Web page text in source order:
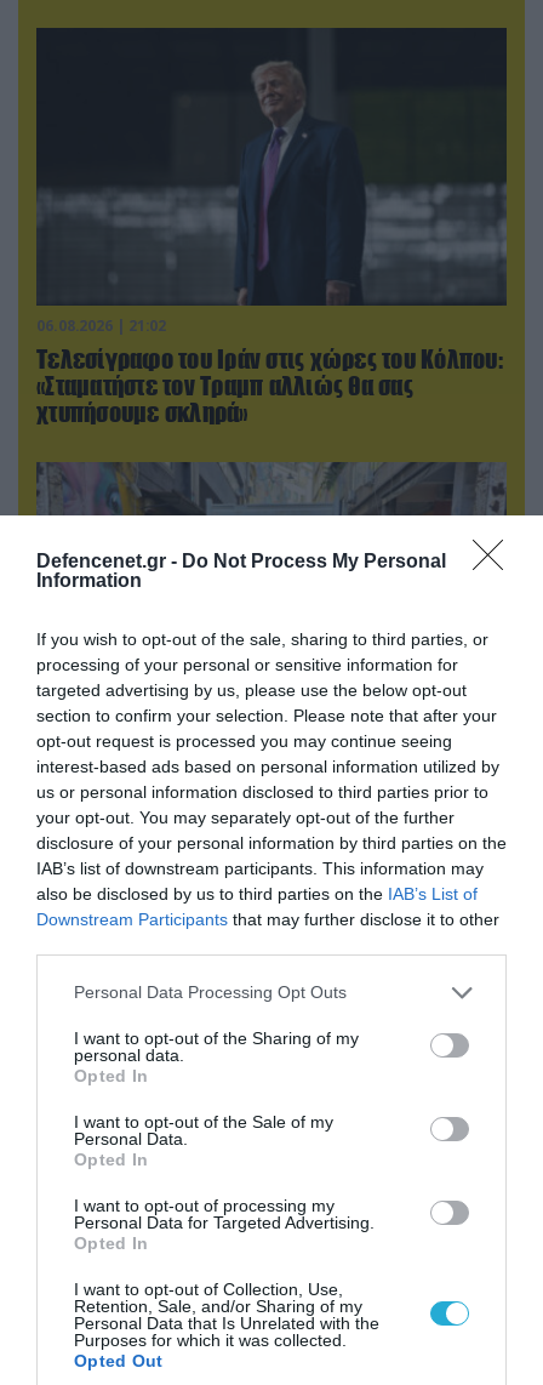
Defencenet.gr - Do Not Process My Personal
Information
If you wish to opt-out of the sale, sharing to third parties, or
processing of your personal or sensitive information for
targeted advertising by us, please use the below opt-out
section to confirm your selection. Please note that after your
opt-out request is processed you may continue seeing
interest-based ads based on personal information utilized by
us or personal information disclosed to third parties prior to
your opt-out. You may separately opt-out of the further
disclosure of your personal information by third parties on the
IAB’s list of downstream participants. This information may
also be disclosed by us to third parties on the IAB’s List of
Downstream Participants that may further disclose it to other
Please note that this website/app uses one or more Google
not limited to your visit or usage behaviour. You may click to
grant or deny consent to Google and its third-party tags to
use your data for below specified purposes in below Google
consent section.
Personal Data Processing Opt Outs
I want to opt-out of the Sharing of my
personal data.
Opted In
I want to opt-out of the Sale of my
Personal Data.
Opted In
I want to opt-out of processing my
Personal Data for Targeted Advertising.
Opted In
I want to opt-out of Collection, Use,
Retention, Sale, and/or Sharing of my
Personal Data that Is Unrelated with the
Purposes for which it was collected.
Opted Out
06.08.2026 | 21:02
Τελεσίγραφο του Ιράν στις χώρες του Κόλπου:
«Σταματήστε τον Τραμπ αλλιώς θα σας
χτυπήσουμε σκληρά»
06.08.2026 | 14:02
«Επιχείρηση ελεύθερα πεζοδρόμια» στην
Αθήνα: Απομακρύνθηκαν παράνομα
αντικείμενα από κοινόχρηστους χώρους
«Επιχείρηση ελεύθερα πεζοδρόμια» στην
Αθήνα: Απομακρύνθηκαν παράνομα
αντικείμενα από κοινόχρηστους χώρους